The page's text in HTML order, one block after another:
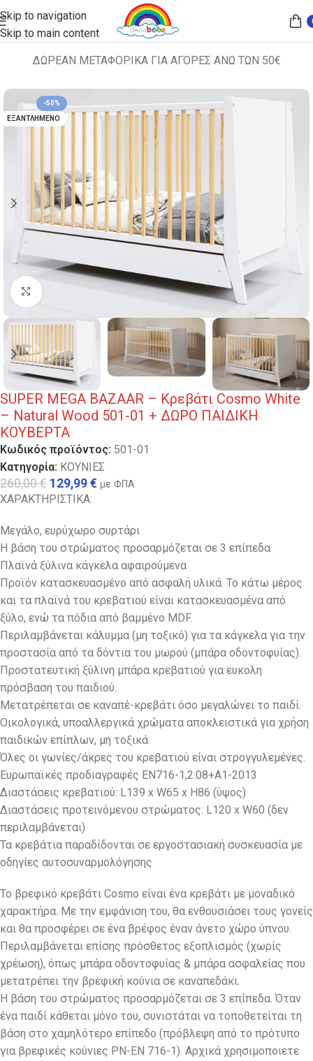
Skip to navigation
Skip to main content
ΔΩΡΕΑΝ ΜΕΤΑΦΟΡΙΚΑ ΓΙΑ ΑΓΟΡΕΣ ΑΝΩ ΤΩΝ 50€
Αρχική σελίδα ΚΡΕΒΑΤΙΑ ΚΟΥΝΙΕΣ
-50%
ΕΞΑΝΤΛΗΜΈΝΟ
Κλικ για μεγέθυνση
SUPER MEGA BAZAAR – Κρεβάτι Cosmo White
– Natural Wood 501-01 + ΔΩΡΟ ΠΑΙΔΙΚΗ
ΚΟΥΒΕΡΤΑ
Κωδικός προϊόντος: 501-01
Κατηγορία: ΚΟΥΝΙΕΣ
260,00€ 129,99€ με ΦΠΑ
ΧΑΡΑΚΤΗΡΙΣΤΙΚΑ:
Μεγάλο, ευρύχωρο συρτάρι
Η βάση του στρώματος προσαρμόζεται σε 3 επίπεδα
Πλαϊνά ξύλινα κάγκελα αφαιρούμενα
Προϊόν κατασκευασμένο από ασφαλή υλικά. Το κάτω μέρος
και τα πλαϊνά του κρεβατιού είναι κατασκευασμένα από
ξύλο, ενώ τα πόδια από βαμμένο MDF.
Περιλαμβάνεται κάλυμμα (μη τοξικό) για τα κάγκελα για την
προστασία από τα δόντια του μωρού (μπάρα οδοντοφυίας).
Προστατευτική ξύλινη μπάρα κρεβατιού για ευκολη
πρόσβαση του παιδιού.
Μετατρέπεται σε καναπέ-κρεβάτι όσο μεγαλώνει το παιδί.
Οικολογικά, υποαλλεργικά χρώματα αποκλειστικά για χρήση
παιδικών επίπλων, μη τοξικά
Όλες οι γωνίες/άκρες του κρεβατιού είναι στρογγυλεμένες.
Ευρωπαϊκές προδιαγραφές EN716-1,2:08+A1-2013
Διαστάσεις κρεβατιού: L139 x W65 x H86 (ύψος)
Διαστάσεις προτεινόμενου στρώματος: L120 x W60 (δεν
περιλαμβάνεται)
Τα κρεβάτια παραδίδονται σε εργοστασιακή συσκευασία με
οδηγίες αυτοσυναρμολόγησης
Το βρεφικό κρεβάτι Cosmo είναι ένα κρεβάτι με μοναδικό
χαρακτήρα. Με την εμφάνιση του, θα ενθουσιάσει τους γονείς
και θα προσφέρει σε ένα βρέφος έναν άνετο χώρο ύπνου.
Περιλαμβάνεται επίσης πρόσθετος εξοπλισμός (χωρίς
χρέωση), όπως μπάρα οδοντοφυίας & μπάρα ασφαλείας που
μετατρέπει την βρεφική κούνια σε καναπεδάκι.
Η βάση του στρώματος προσαρμόζεται σε 3 επίπεδα. Όταν
ένα παιδί κάθεται μόνο του, συνιστάται να τοποθετείται τη
βάση στο χαμηλότερο επίπεδο (πρόβλεψη από το πρότυπο
για βρεφικές κούνιες PN-EN 716-1). Αρχικά χρησιμοποιετε